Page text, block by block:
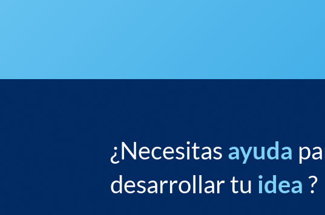
¿Necesitas ayuda
desarrollar tu idea ?